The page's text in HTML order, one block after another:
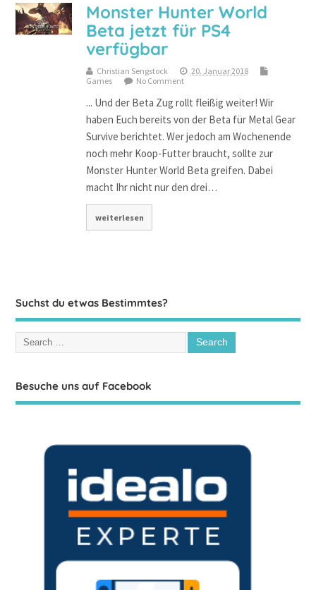
Monster Hunter World
Beta jetzt für PS4
verfügbar
Christian Sengstock
20. Januar 2018
Games
No Comment
... Und der Beta Zug rollt fleißig weiter! Wir
haben Euch bereits von der Beta für Metal Gear
Survive berichtet. Wer jedoch am Wochenende
noch mehr Koop-Futter braucht, sollte zur
Monster Hunter World Beta greifen. Dabei
macht Ihr nicht nur den drei…
weiterlesen
Suchst du etwas Bestimmtes?
Besuche uns auf Facebook